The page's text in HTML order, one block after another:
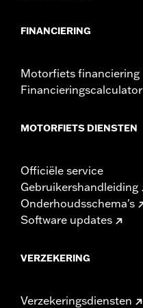
FINANCIERING
Motorfiets financiering
Financieringscalculator
MOTORFIETS DIENSTEN
Officiële service
Gebruikershandleiding
Onderhoudsschema's
Software updates
VERZEKERING
Verzekeringsdiensten